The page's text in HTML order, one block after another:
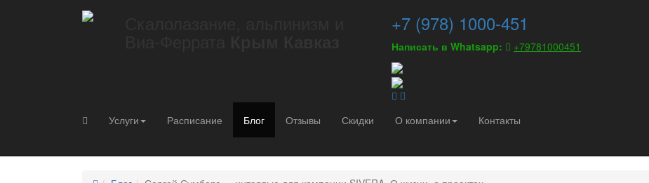
+7 (978) 1000-451
Написать в Whatsapp: +79781000451
Услуги Расписание Блог Отзывы Скидки О компании Контакты